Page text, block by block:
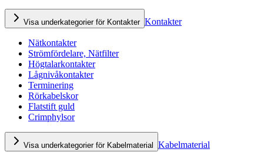
Visa underkategorier för Kontakter Kontakter
Nätkontakter
Strömfördelare, Nätfilter
Högtalarkontakter
Lågnivåkontakter
Terminering
Rörkabelskor
Flatstift guld
Crimphylsor
Visa underkategorier för Kabelmaterial Kabelmaterial